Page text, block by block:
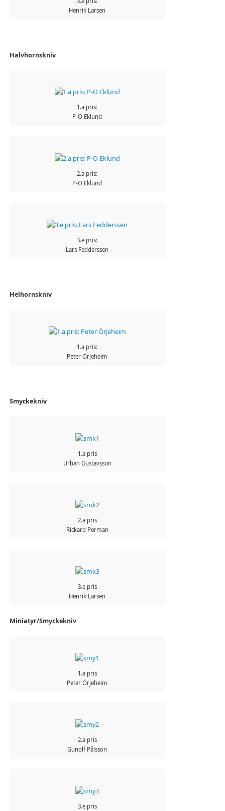
Henrik Larsen
Halvhornskniv
1.a pris:
P-O Eklund
2.a pris:
P-O Eklund
3.e pris:
Lars Fedderssen
Helhornskniv
1.a pris:
Peter Örjeheim
Smyckekniv
1.a pris
Urban Gustavsson
2.a pris
Rickard Perman
3.e pris
Henrik Larsen
Miniatyr/Smyckekniv
1.a pris
Peter Örjeheim
2.a pris
Gunolf Pålsson
3.e pris